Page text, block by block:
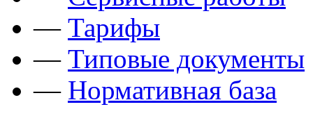
— Тарифы
— Типовые документы
— Нормативная база